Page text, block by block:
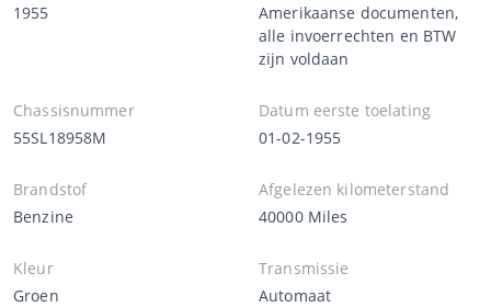
1955
Amerikaanse documenten,
alle invoerrechten en BTW
zijn voldaan
Chassisnummer
55SL18958M
Datum eerste toelating
01-02-1955
Brandstof
Benzine
Afgelezen kilometerstand
40000 Miles
Kleur
Groen
Transmissie
Automaat